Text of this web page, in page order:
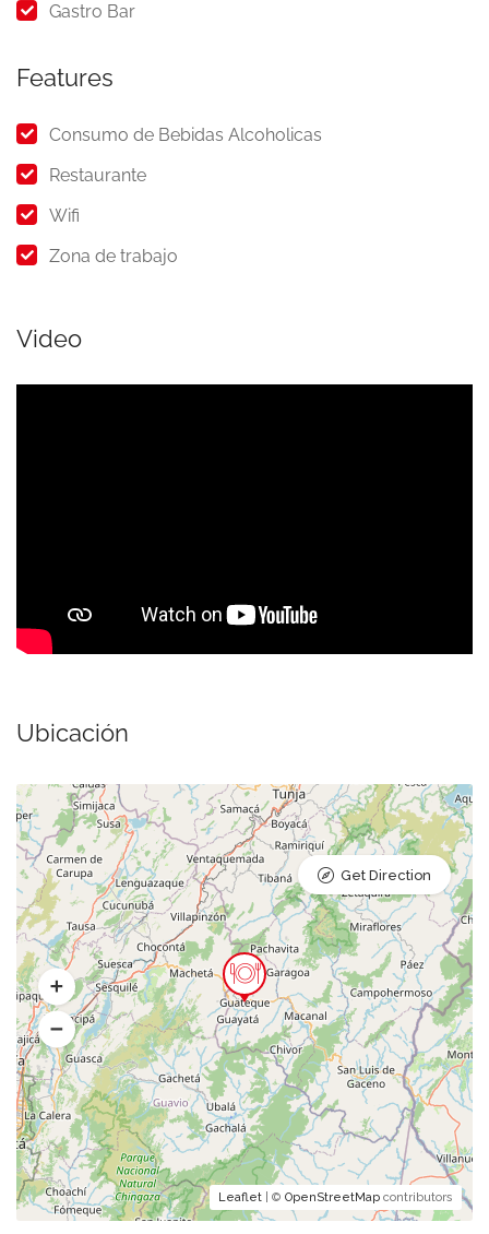
Gastro Bar
Features
Consumo de Bebidas Alcoholicas
Restaurante
Wifi
Zona de trabajo
Video
Ubicación
Leaflet | © OpenStreetMap contributors
Get Direction